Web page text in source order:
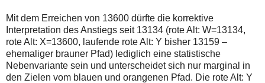
Mit dem Erreichen von 13600 dürfte die korrektive
Interpretation des Anstiegs seit 13134 (rote Alt: W=13134,
rote Alt: X=13600, laufende rote Alt: Y bisher 13159 –
ehemaliger brauner Pfad) lediglich eine statistische
Nebenvariante sein und unterscheidet sich nur marginal in
den Zielen vom blauen und orangenen Pfad. Die rote Alt: Y